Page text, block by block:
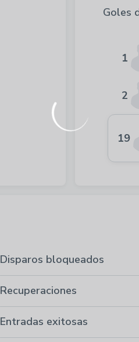
Goles
1
2
19
Disparos bloqueados
Recuperaciones
Entradas exitosas